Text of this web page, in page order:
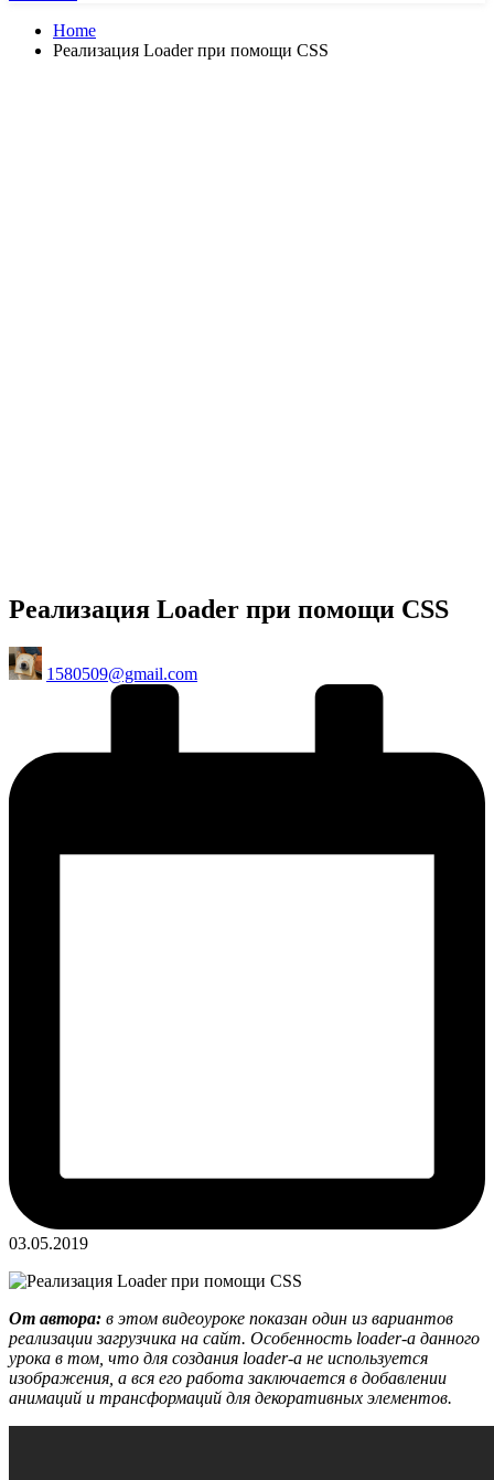
Home
Реализация Loader при помощи CSS
Реализация Loader при помощи CSS
Posted
by
1580509@gmail.com
03.05.2019
От автора: в этом видеоуроке показан один из вариантов
реализации загрузчика на сайт. Особенность loader-а данного
урока в том, что для создания loader-а не используется
изображения, а вся его работа заключается в добавлении
анимаций и трансформаций для декоративных элементов.